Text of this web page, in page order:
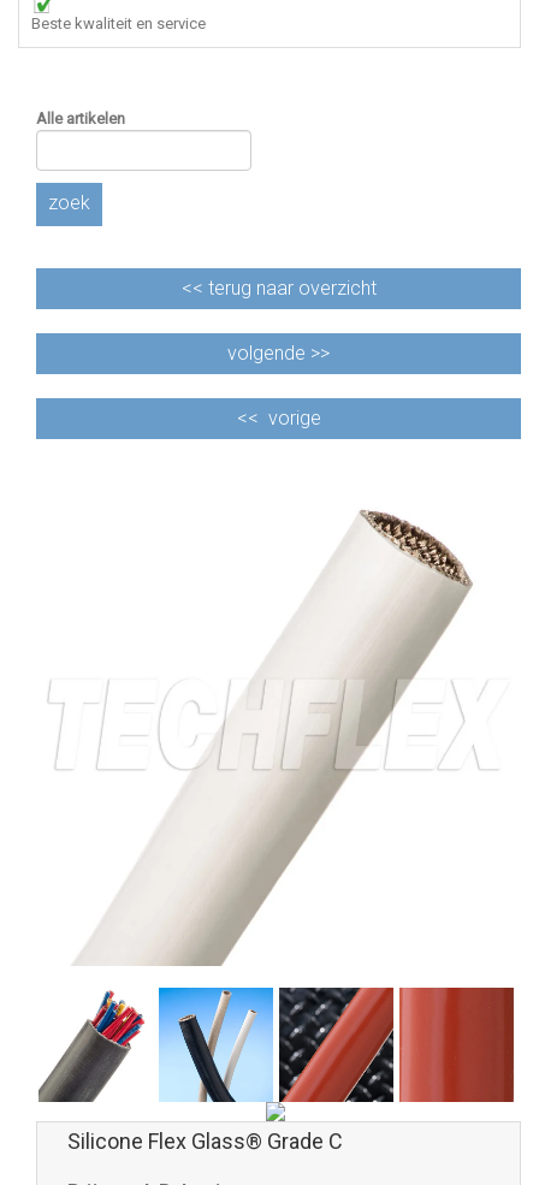
Beste kwaliteit en service
Alle artikelen
zoek
<< terug naar overzicht
volgende >>
<< vorige
Silicone Flex Glass® Grade C